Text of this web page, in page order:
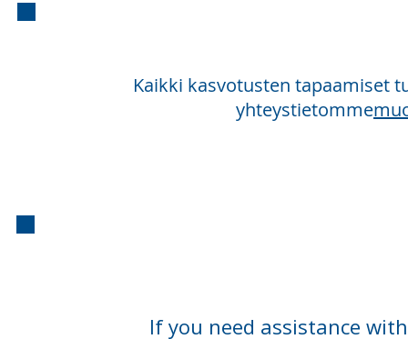
Kaikki kasvotusten tapaamiset
yhteystietomme
If you need assistance